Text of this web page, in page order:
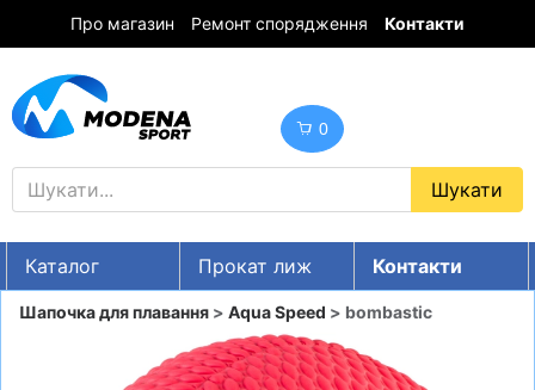
Про магазин Ремонт спорядження Контакти
0
Каталог Прокат лиж
Контакти
UA RU EN
Шапочка для плавання > Aqua Speed > bombastic